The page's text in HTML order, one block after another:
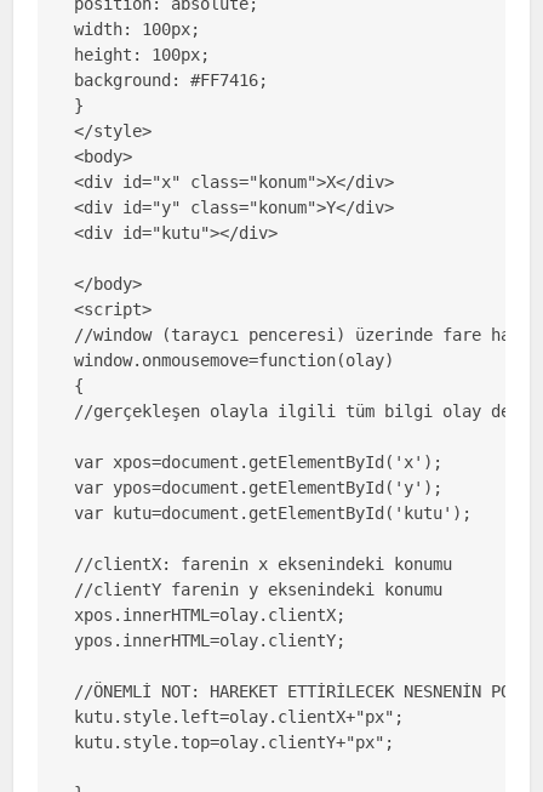
width: 100px;
height: 100px;
background: #FF7416;
}
</style>
<body>
<div id="x" class="konum">X</div>
<div id="y" class="konum">Y</div>
<div id="kutu"></div>
</body>
<script>
//window (taraycı penceresi) üzerinde fare
window.onmousemove=function(olay)
{
//gerçekleşen olayla ilgili tüm bilgi olay
var xpos=document.getElementById('x');
var ypos=document.getElementById('y');
var kutu=document.getElementById('kutu');
//clientX: farenin x eksenindeki konumu
//clientY farenin y eksenindeki konumu
xpos.innerHTML=olay.clientX;
ypos.innerHTML=olay.clientY;
//ÖNEMLİ NOT: HAREKET ETTİRİLECEK NESNENİN
kutu.style.left=olay.clientX+"px";
kutu.style.top=olay.clientY+"px";